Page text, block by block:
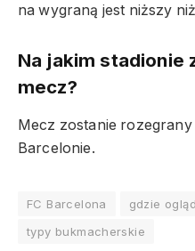
na wygraną jest niższy
Na jakim stadionie
mecz?
Mecz zostanie rozegrany
Barcelonie.
FC Barcelona gdzie
typy bukmacherskie